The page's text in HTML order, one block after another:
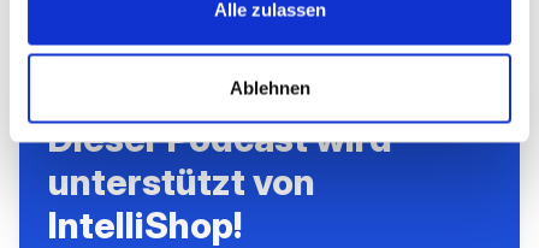
Alle zulassen
Ablehnen
Dieser Podcast wird
unterstützt von
IntelliShop!